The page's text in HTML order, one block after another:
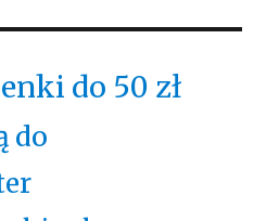
do 50 zł
do